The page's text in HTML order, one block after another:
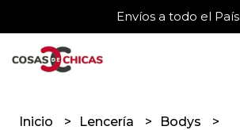
Envíos a todo el País
Inicio Lencería
Bodys